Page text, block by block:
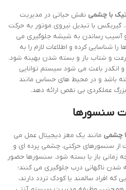
با چشمی نقش حیاتی در مدیریت
با تبدیل نیروی موتور به حرکت
و آسیب رساندن به شیشه جلوگیری می
شناسایی کرده و اطلاعات لازم را به
و شتاب باز و بسته شدن بهینه شود.
انکدر باعث می شود سیستم توانایی
باشد و در محیط های حساس مانند
عملکردی بی نقص ارائه دهد.
سنسورها
چشمی مانند یک مغز دیجیتال عمل می
از سنسورهای حرکتی، چشمی پرده ای و
زمانی باز یا بسته شود. سنسورها حضور
شدن ناگهانی درب جلوگیری می کنند؛
که افراد سالمند یا کودک تردد دارند،